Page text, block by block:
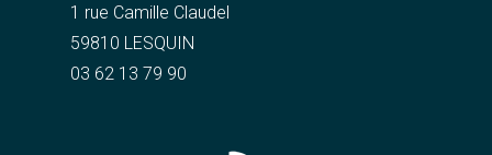
1 rue Camille Claudel
59810 LESQUIN
03 62 13 79 90